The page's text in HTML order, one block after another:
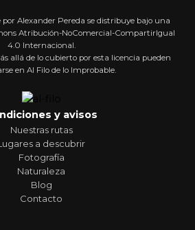
por Alexander Pereda se distribuye bajo una
Atribución-NoComercial-CompartirIgual
4.0 Internacional.
allá de lo cubierto por esta licencia pueden
en Al Filo de lo Improbable.
y avisos
Nuestras rutas
a descubrir
Fotografía
Naturaleza
Blog
Contacto